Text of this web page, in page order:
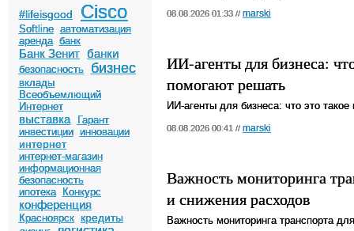
#lifeisgood Cisco
Softline автоматизация
аренда банк
Банк Зенит банки
безопасность бизнес
вклады
Всеобъемлющий
Интернет
выставка
Гарант
инвестиции инновации
интернет
интернет-магазин
информационная
безопасность
ипотека
Конкурс
конференция
Красноярск кредиты
08.08.2026 01:33 // marski
ИИ-агенты для бизнеса:
помогают решать
ИИ-агенты для бизнеса: что это
08.08.2026 00:41 // marski
Важность мониторинга
и снижения расходов
Важность мониторинга транспорта